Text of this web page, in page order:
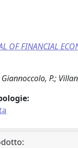
OF FINANCIAL
P.;